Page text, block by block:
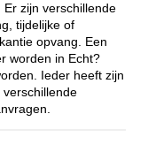
zijn verschillende
tijdelijke of
opvang. Een
worden in Echt?
Ieder heeft zijn